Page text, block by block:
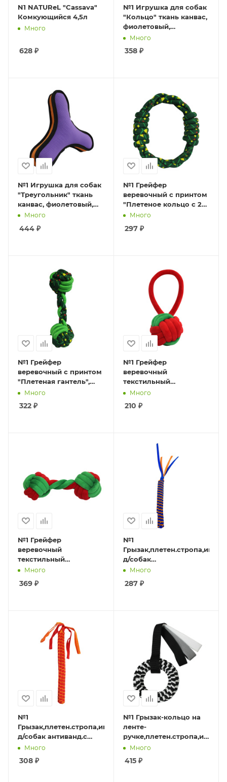
N1 NATUReL "Cassava"
Комкующийся 4,5л
Много
628 ₽
№1 Игрушка для собак
"Кольцо" ткань канвас,
фиолетовый,
19,5см,1*56шт
Много
358₽
№1 Игрушка для собак
"Треугольник" ткань
канвас, фиолетовый,
24см, 1*28шт
Много
444 ₽
№1 Грейфер
веревочный с принтом
"Плетеное кольцо с 2
узлами", зеленый,
Много
297₽
№1 Грейфер
веревочный с принтом
"Плетеная гантель",
зеленый, 24см, 1*48шт
Много
322 ₽
№1 Грейфер
веревочный
текстильный
"Плетеный мяч с
зеленый, 24см, 1*96шт
Много
210 ₽
№1 Грейфер
веревочный
текстильный
"Плетеная гантель"
1*48шт
Много
369 ₽
№1
д/собак
антиванд.,оранжево-
Много
287₽
№1
Грызак,плетен.стропа,игрушка
д/собак антиванд.с
ручкой,оранж-
Много
308 ₽
№1 Грызак-кольцо на
ленте-
д/собак
чер,50х16см,1*48
Много
415₽